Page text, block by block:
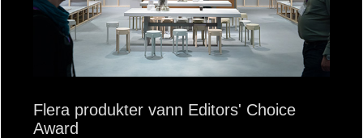
Flera produkter vann Editors' Choice
Award